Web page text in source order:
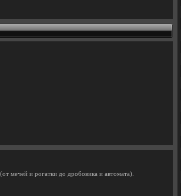
мечей и рогатки до дробовика и автомата).